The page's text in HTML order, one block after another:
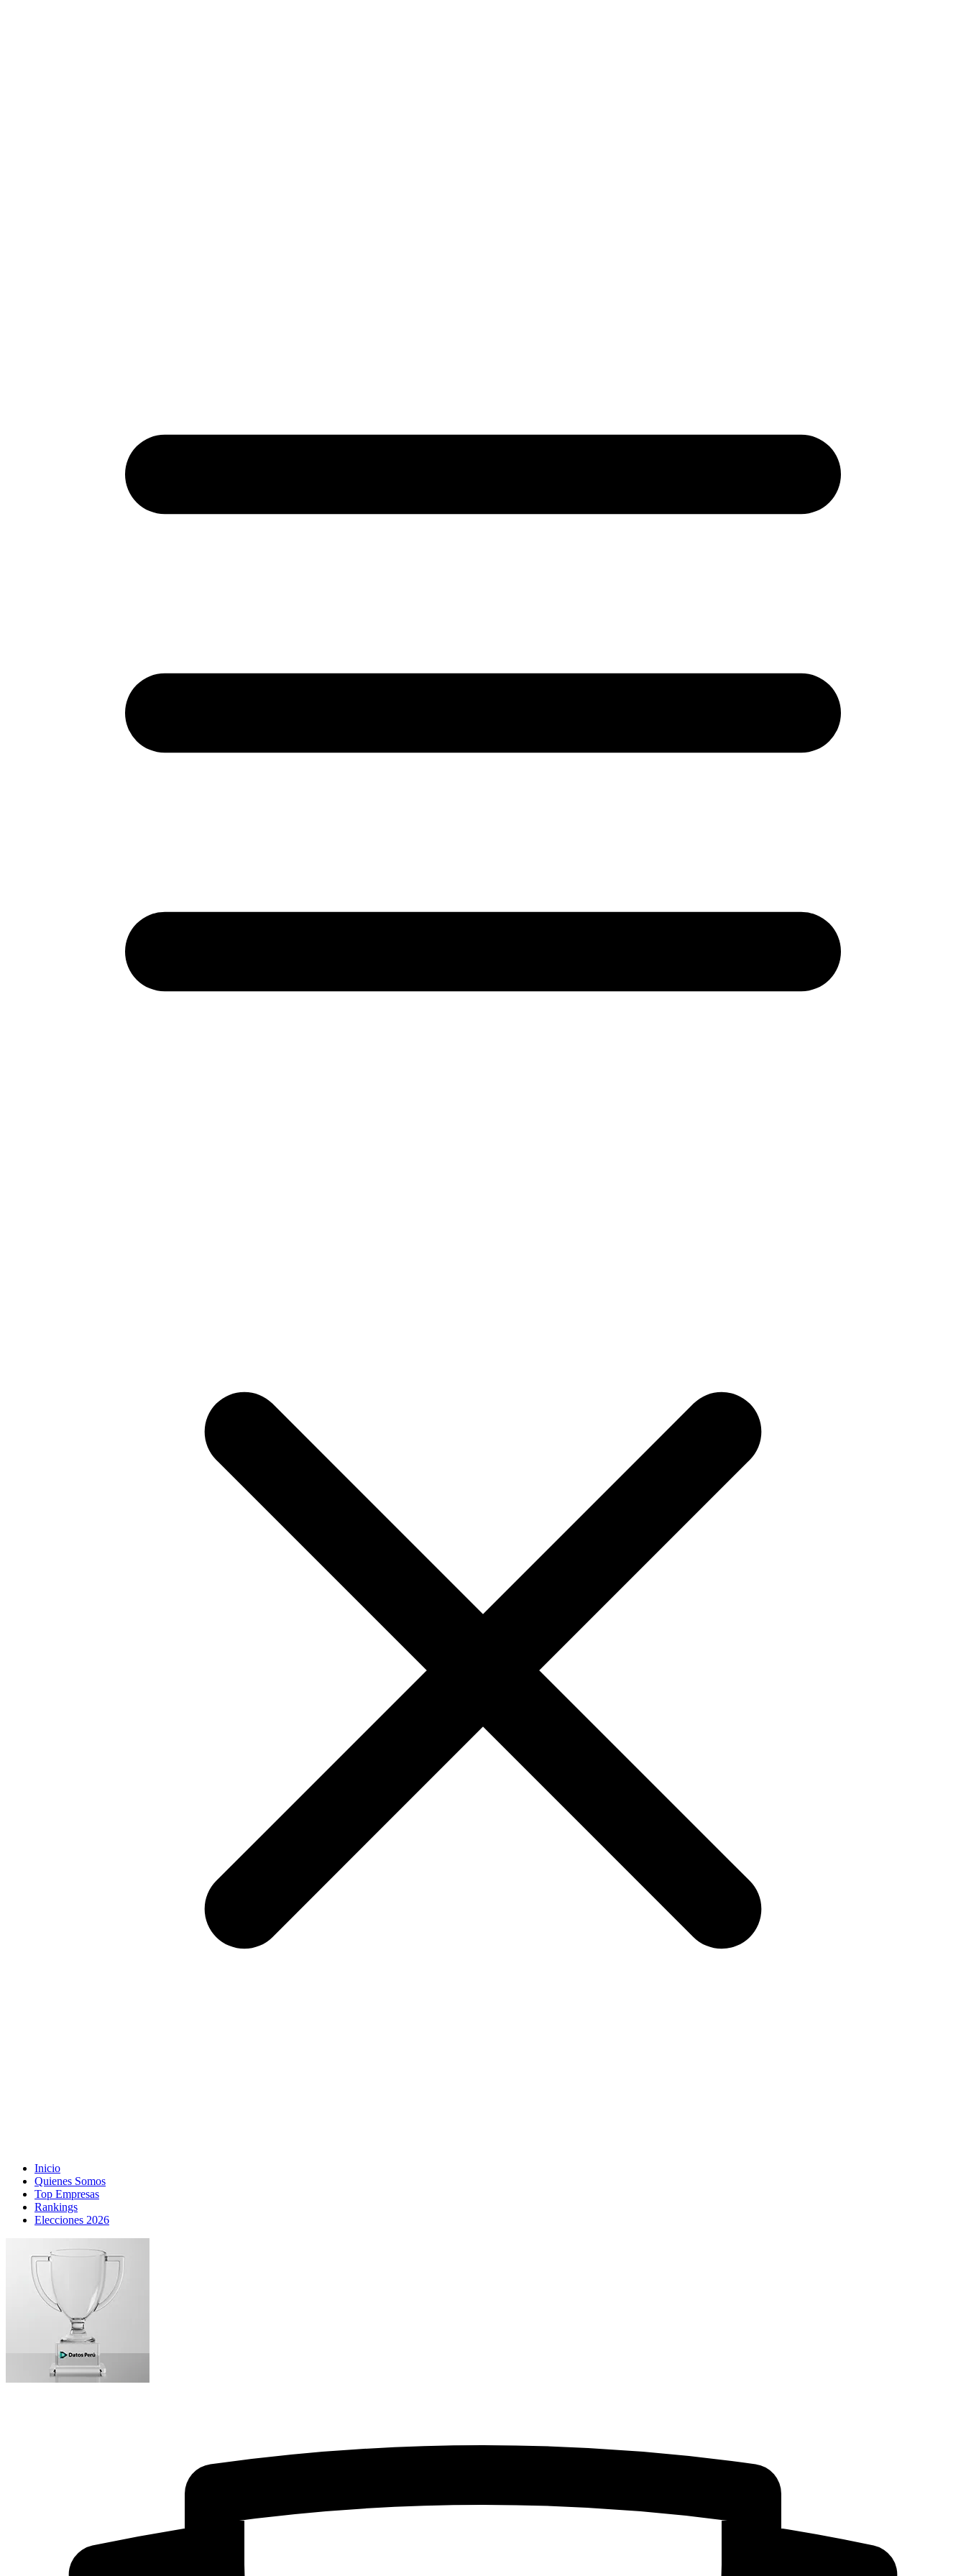
Inicio
Quienes Somos
Top Empresas
Rankings
Elecciones 2026